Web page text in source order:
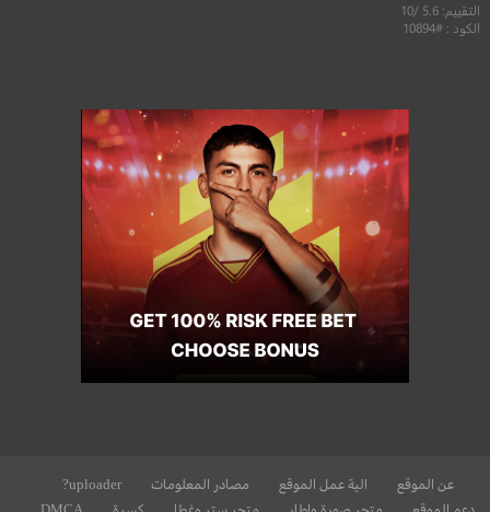
التقييم: 5.6 /10
الكود : #10894
عن الموقع الية عمل الموقع مصادر المعلومات
uploader?